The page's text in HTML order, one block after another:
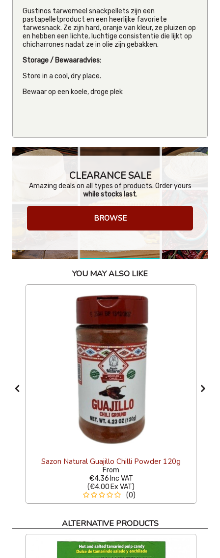
Gustinos tarwemeel snackpellets zijn een
pastapelletproduct en een heerlijke favoriete
tarwesnack. Ze zijn hard, oranje van kleur, ze pluizen op
en hebben een lichte, luchtige consistentie die lijkt op
chicharrones nadat ze in olie zijn gebakken.
Storage / Bewaaradvies:
Store in a cool, dry place.
Bewaar op een koele, droge plek
CLEARANCE SALE
Amazing deals on all types of products. Order yours
while stocks last.
BROWSE
YOU MAY ALSO LIKE
Sazon Natural Guajillo Chilli Powder 120g
From
€4.36 Inc VAT
(€4.00 Ex VAT)
(0)
ALTERNATIVE PRODUCTS